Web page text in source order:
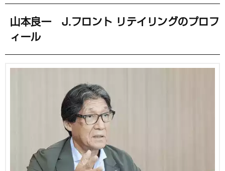
山本良一 J.フロント リテイリングのプロフ
ィール